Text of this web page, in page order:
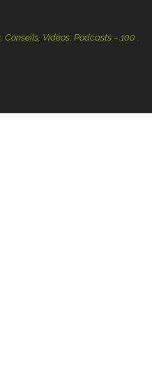
Vidéos, Podcasts – 100 %